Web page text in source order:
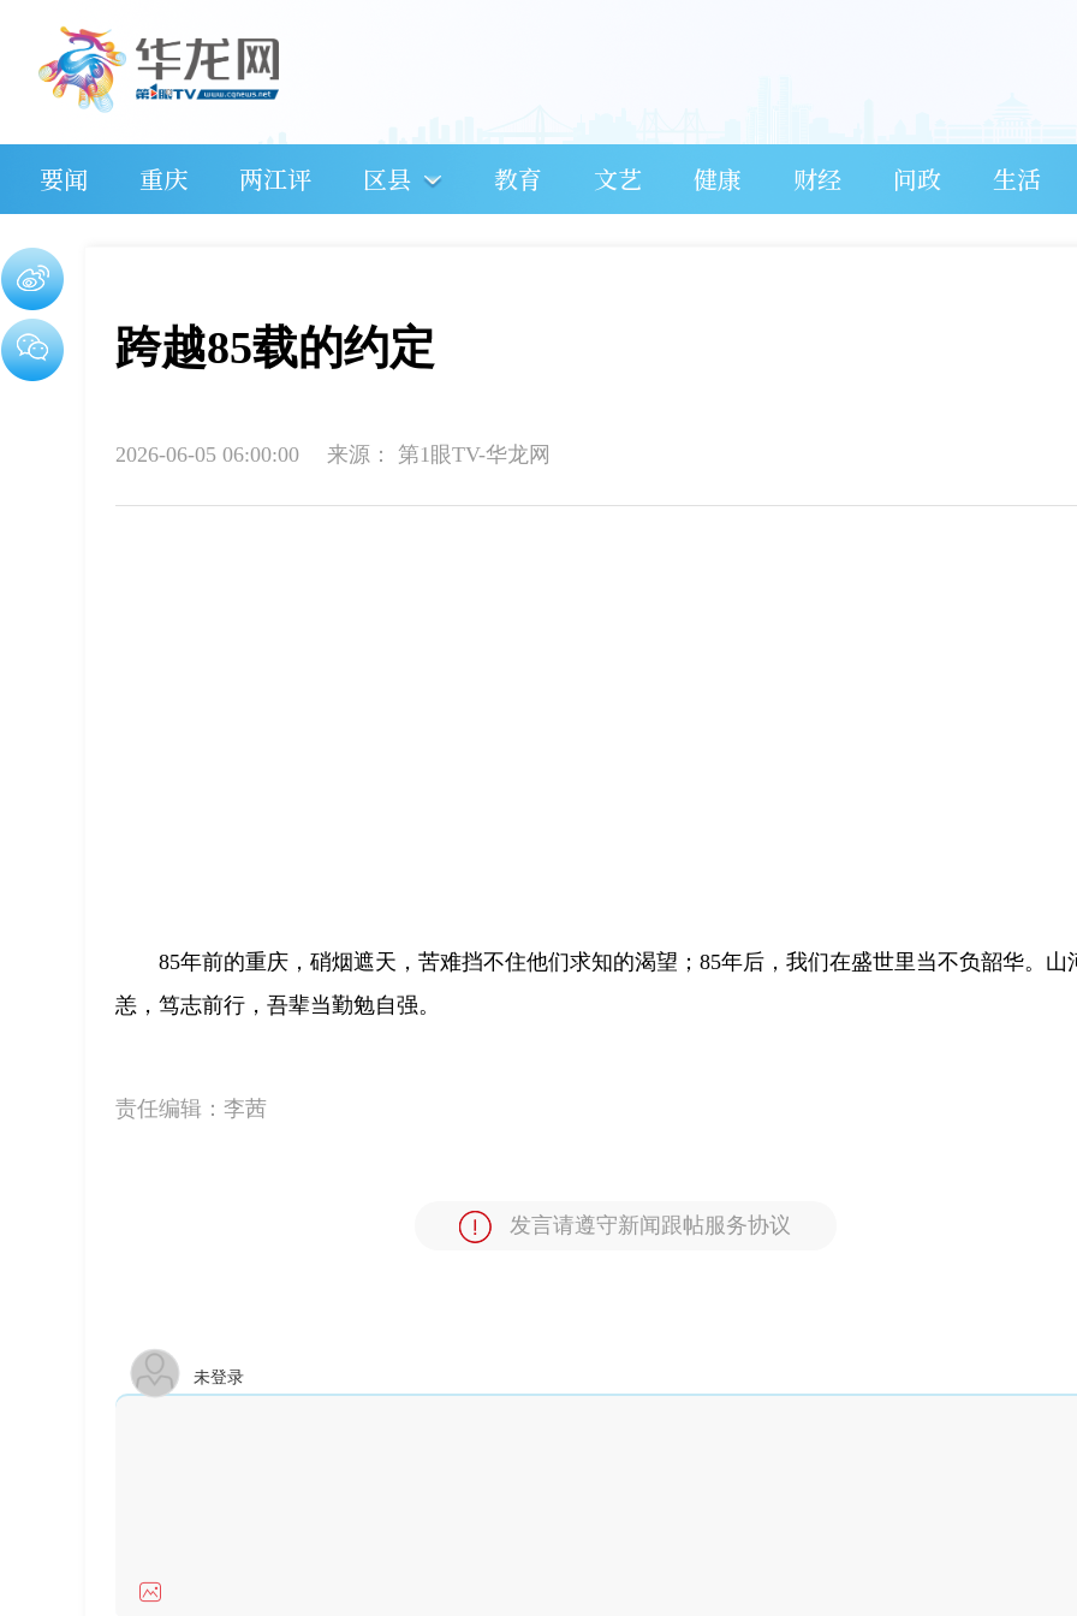
要闻 重庆 两江评 区县 教育 文艺 健康 财经 问政 生活
跨越85载的约定
2026-06-05 06:00:00 来源： 第1眼TV-华龙网
85年前的重庆，硝烟遮天，苦难挡不住他们求知的渴望；85年后，我们在盛世里当不负韶华。山
恙，笃志前行，吾辈当勤勉自强。
责任编辑： 李茜
发言请遵守新闻跟帖服务协议
未登录